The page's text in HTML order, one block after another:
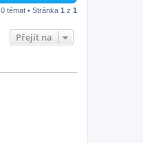
0 témat • Stránka 1 z 1
Přejít na